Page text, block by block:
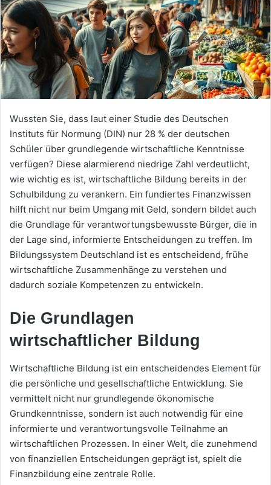
Wussten Sie, dass laut einer Studie des Deutschen
Instituts für Normung (DIN) nur 28 % der deutschen
Schüler über grundlegende wirtschaftliche Kenntnisse
verfügen? Diese alarmierend niedrige Zahl verdeutlicht,
wie wichtig es ist, wirtschaftliche Bildung bereits in der
Schulbildung zu verankern. Ein fundiertes Finanzwissen
hilft nicht nur beim Umgang mit Geld, sondern bildet auch
die Grundlage für verantwortungsbewusste Bürger, die in
der Lage sind, informierte Entscheidungen zu treffen. Im
Bildungssystem Deutschland ist es entscheidend, frühe
wirtschaftliche Zusammenhänge zu verstehen und
dadurch soziale Kompetenzen zu entwickeln.
Die Grundlagen
wirtschaftlicher Bildung
Wirtschaftliche Bildung ist ein entscheidendes Element für
die persönliche und gesellschaftliche Entwicklung. Sie
vermittelt nicht nur grundlegende ökonomische
Grundkenntnisse, sondern ist auch notwendig für eine
informierte und verantwortungsvolle Teilnahme an
wirtschaftlichen Prozessen. In einer Welt, die zunehmend
von finanziellen Entscheidungen geprägt ist, spielt die
Finanzbildung eine zentrale Rolle.